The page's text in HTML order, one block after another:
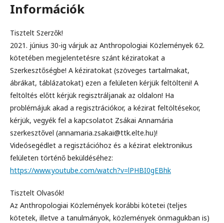
Információk
Tisztelt Szerzők!
2021. június 30-ig várjuk az Anthropologiai Közlemények 62.
kötetében megjelentetésre szánt kéziratokat a
Szerkesztőségbe! A kéziratokat (szöveges tartalmakat,
ábrákat, táblázatokat) ezen a felületen kérjük feltölteni! A
feltöltés előtt kérjük regisztráljanak az oldalon! Ha
problémájuk akad a regisztrációkor, a kézirat feltöltésekor,
kérjük, vegyék fel a kapcsolatot Zsákai Annamária
szerkesztővel (annamaria.zsakai@ttk.elte.hu)!
Videósegédlet a regisztációhoz és a kézirat elektronikus
felületen történő beküldéséhez:
https://www.youtube.com/watch?v=lPHBI0gEBhk
Tisztelt Olvasók!
Az Anthropologiai Közlemények korábbi kötetei (teljes
kötetek, illetve a tanulmányok, közlemények önmagukban is)